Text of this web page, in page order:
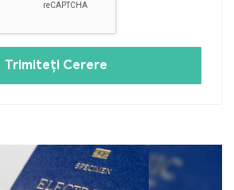
Trimiteți Cerere